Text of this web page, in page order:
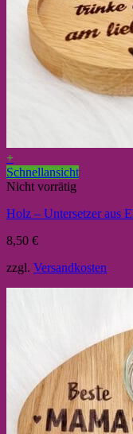
+
Schnellansicht
Nicht vorrätig
Holz – Untersetzer aus
8,50 €
zzgl. Versandkosten